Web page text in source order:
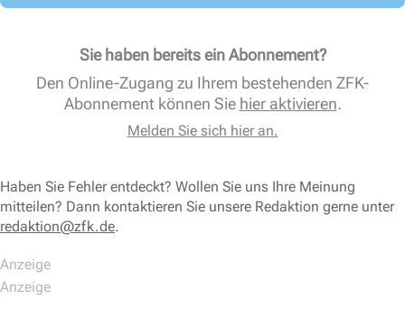
Sie haben bereits ein Abonnement?
Den Online-Zugang zu Ihrem bestehenden ZFK-
Abonnement können Sie hier aktivieren.
Melden Sie sich hier an.
Haben Sie Fehler entdeckt? Wollen Sie uns Ihre Meinung
mitteilen? Dann kontaktieren Sie unsere Redaktion gerne unter
redaktion@zfk.de.